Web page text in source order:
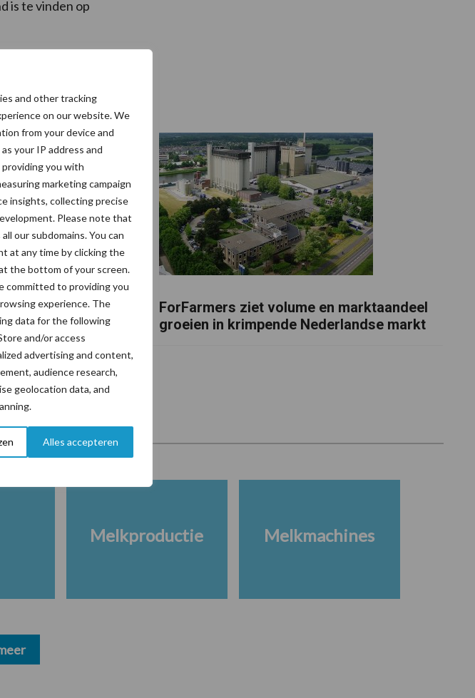
and other tracking
on our website. We
from your device and
your IP address and
you with
marketing campaign
insights, collecting precise
Please note that
our subdomains. You can
at any time by clicking the
the bottom of your screen.
committed to providing you
experience. The
data for the following
and/or access
advertising and content,
audience research,
geolocation data, and
Alles accepteren
is te vinden op
onderschatte
ForFarmers ziet volume en marktaandeel
groeien in krimpende Nederlandse markt
Wet en regelgeving
Melkproductie Melkmachines